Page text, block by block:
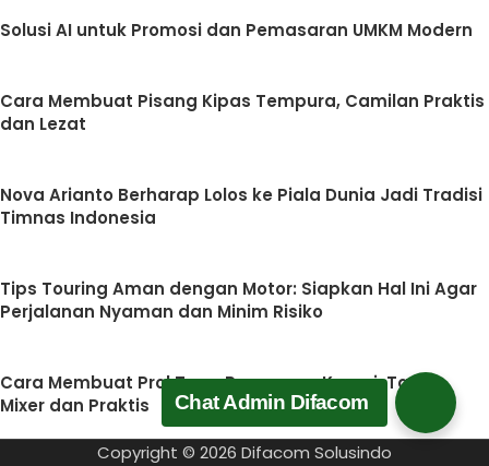
Solusi AI untuk Promosi dan Pemasaran UMKM Modern
Cara Membuat Pisang Kipas Tempura, Camilan Praktis
dan Lezat
Nova Arianto Berharap Lolos ke Piala Dunia Jadi Tradisi
Timnas Indonesia
Tips Touring Aman dengan Motor: Siapkan Hal Ini Agar
Perjalanan Nyaman dan Minim Risiko
Cara Membuat Prol Tape Panggang Kenari, Tanpa
Mixer dan Praktis
Copyright © 2026 Difacom Solusindo
Chat Admin Difacom